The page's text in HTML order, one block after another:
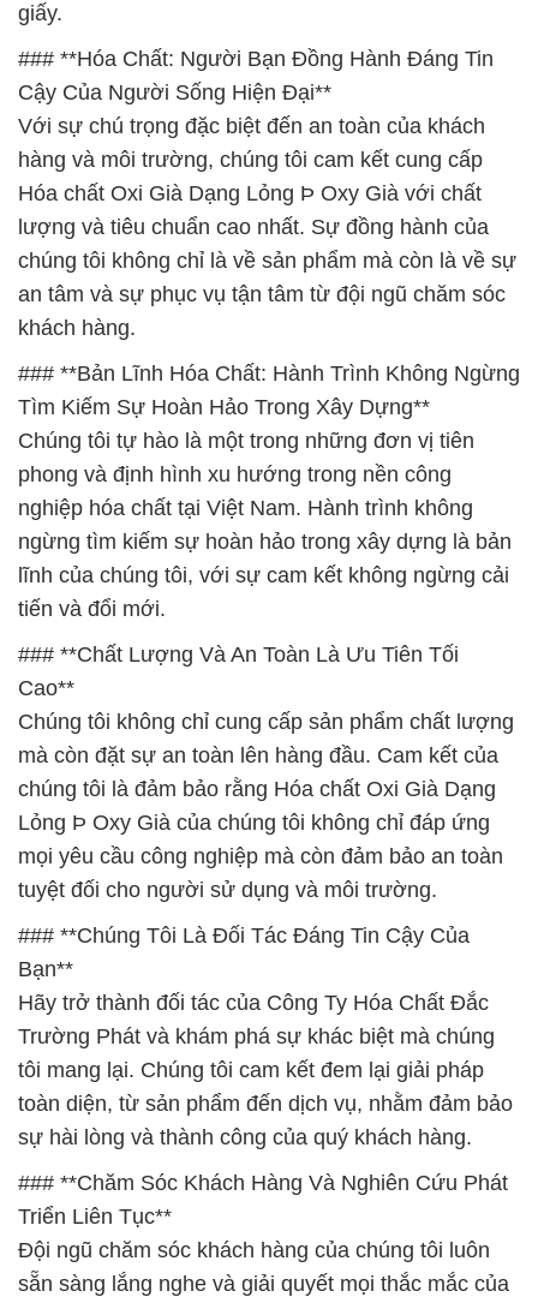
giấy.
### **Hóa Chất: Người Bạn Đồng Hành Đáng Tin
Cậy Của Người Sống Hiện Đại**
Với sự chú trọng đặc biệt đến an toàn của khách
hàng và môi trường, chúng tôi cam kết cung cấp
Hóa chất Oxi Già Dạng Lỏng Þ Oxy Già với chất
lượng và tiêu chuẩn cao nhất. Sự đồng hành của
chúng tôi không chỉ là về sản phẩm mà còn là về sự
an tâm và sự phục vụ tận tâm từ đội ngũ chăm sóc
khách hàng.
### **Bản Lĩnh Hóa Chất: Hành Trình Không Ngừng
Tìm Kiếm Sự Hoàn Hảo Trong Xây Dựng**
Chúng tôi tự hào là một trong những đơn vị tiên
phong và định hình xu hướng trong nền công
nghiệp hóa chất tại Việt Nam. Hành trình không
ngừng tìm kiếm sự hoàn hảo trong xây dựng là bản
lĩnh của chúng tôi, với sự cam kết không ngừng cải
tiến và đổi mới.
### **Chất Lượng Và An Toàn Là Ưu Tiên Tối
Cao**
Chúng tôi không chỉ cung cấp sản phẩm chất lượng
mà còn đặt sự an toàn lên hàng đầu. Cam kết của
chúng tôi là đảm bảo rằng Hóa chất Oxi Già Dạng
Lỏng Þ Oxy Già của chúng tôi không chỉ đáp ứng
mọi yêu cầu công nghiệp mà còn đảm bảo an toàn
tuyệt đối cho người sử dụng và môi trường.
### **Chúng Tôi Là Đối Tác Đáng Tin Cậy Của
Bạn**
Hãy trở thành đối tác của Công Ty Hóa Chất Đắc
Trường Phát và khám phá sự khác biệt mà chúng
tôi mang lại. Chúng tôi cam kết đem lại giải pháp
toàn diện, từ sản phẩm đến dịch vụ, nhằm đảm bảo
sự hài lòng và thành công của quý khách hàng.
### **Chăm Sóc Khách Hàng Và Nghiên Cứu Phát
Triển Liên Tục**
Đội ngũ chăm sóc khách hàng của chúng tôi luôn
sẵn sàng lắng nghe và giải quyết mọi thắc mắc của